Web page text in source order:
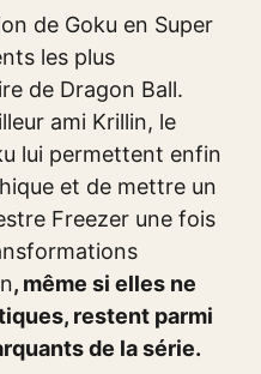
de Goku en Super
les plus
de Dragon Ball.
ami Krillin, le
lui permettent enfin
et de mettre un
Freezer une fois
, même si elles ne
restent parmi
de la série.